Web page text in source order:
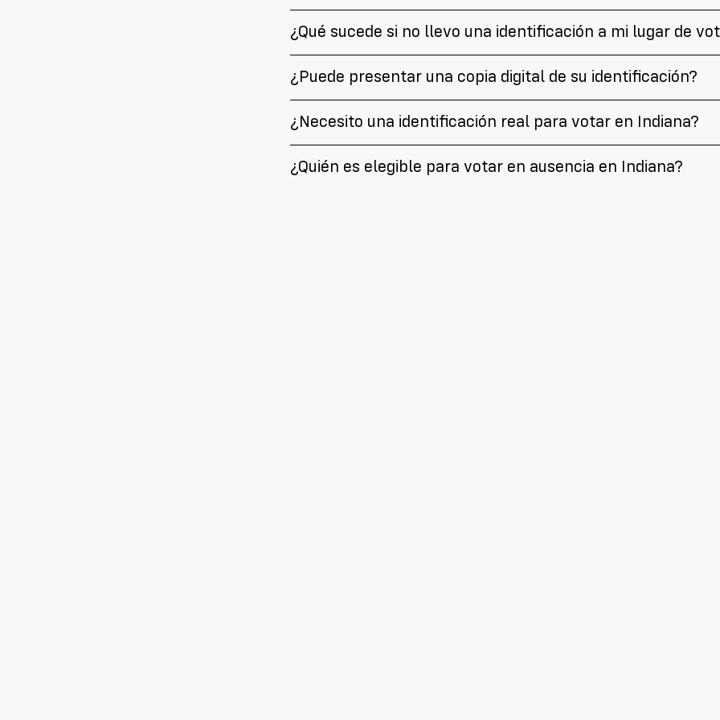
¿Qué sucede si no llevo una identificación a mi lugar de
¿Puede presentar una copia digital de su identificación?
¿Necesito una identificación real para votar en Indiana?
¿Quién es elegible para votar en ausencia en Indiana?